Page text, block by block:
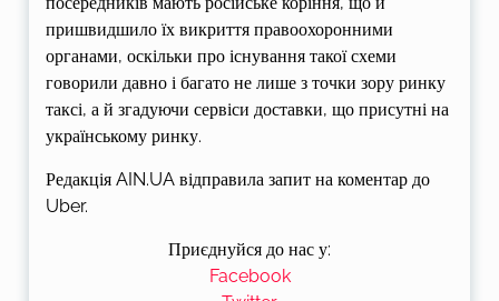
пришвидшило їх викриття правоохоронними
органами, оскільки про існування такої схеми
говорили давно і багато не лише з точки зору ринку
таксі, а й згадуючи сервіси доставки, що присутні на
українському ринку.
Редакція AIN.UA відправила запит на коментар до
Uber.
Приєднуйся до нас у:
Facebook